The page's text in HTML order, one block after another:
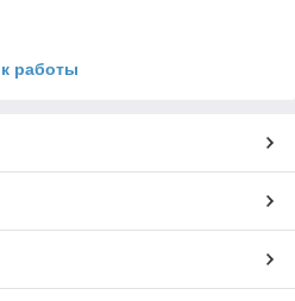
работы